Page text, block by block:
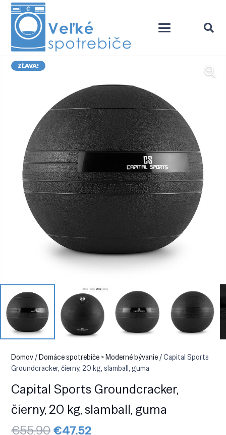
ZĽAVA!
Domov/Domáce spotrebiče > Moderné bývanie/ Capital Sports
Groundcracker, čierny, 20 kg, slamball, guma
Capital Sports Groundcracker,
čierny, 20 kg, slamball, guma
€55.90Pôvodná
€47.52